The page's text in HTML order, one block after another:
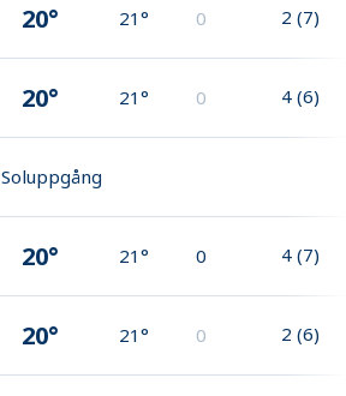
20° 21° 0 2 (7)
20° 21° 0 4 (6)
Soluppgång
20° 21° 0 4 (7)
20° 21° 0 2 (6)